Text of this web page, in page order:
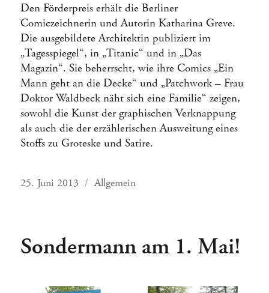
Den Förderpreis erhält die Berliner
Comiczeichnerin und Autorin Katharina Greve.
Die ausgebildete Architektin publiziert im
„Tagesspiegel“, in „Titanic“ und in „Das
Magazin“. Sie beherrscht, wie ihre Comics „Ein
Mann geht an die Decke“ und „Patchwork – Frau
Doktor Waldbeck näht sich eine Familie“ zeigen,
sowohl die Kunst der graphischen Verknappung
als auch die der erzählerischen Ausweitung eines
Stoffs zu Groteske und Satire.
Veröffentlicht
25. Juni 2013 Kategorien
Allgemein
Sondermann am 1. Mai!